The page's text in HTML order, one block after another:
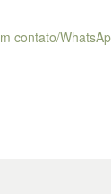
contato/